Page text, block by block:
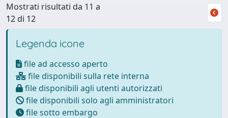
Mostrati risultati da 11 a
12 di 12
Legenda icone
file ad accesso aperto
file disponibili sulla rete interna
file disponibili agli utenti autorizzati
file disponibili solo agli amministratori
file sotto embargo